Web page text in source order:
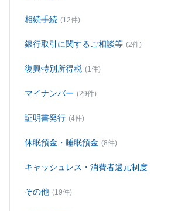
相続手続 (12件)
銀行取引に関するご相談等 (2件)
復興特別所得税 (1件)
マイナンバー (29件)
証明書発行 (4件)
休眠預金・睡眠預金 (8件)
キャッシュレス・消費者還元制度
その他 (19件)